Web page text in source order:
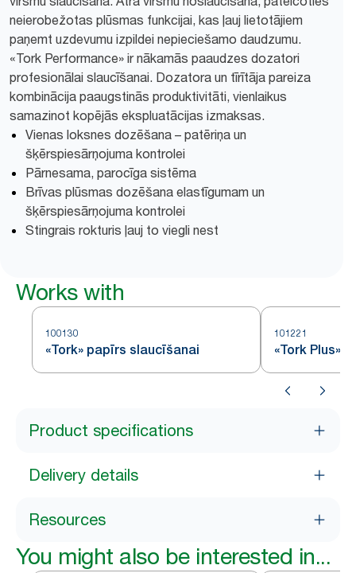
neierobežotas plūsmas funkcijai, kas ļauj lietotājiem
paņemt uzdevumu izpildei nepieciešamo daudzumu.
«Tork Performance» ir nākamās paaudzes dozatori
profesionālai slaucīšanai. Dozatora un tīrītāja pareiza
kombinācija paaugstinās produktivitāti, vienlaikus
samazinot kopējās ekspluatācijas izmaksas.
Vienas loksnes dozēšana – patēriņa un
šķērspiesārņojuma kontrolei
Pārnesama, parocīga sistēma
Brīvas plūsmas dozēšana elastīgumam un
šķērspiesārņojuma kontrolei
Stingrais rokturis ļauj to viegli nest
Works with
100130
«Tork» papīrs slaucīšanai
101221
«Tork Plus»
Product specifications
Delivery details
Resources
You might also be interested in...